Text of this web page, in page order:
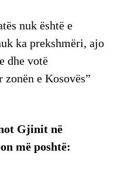
nuk është e
ka prekshmëri, ajo
dhe votë
e Kosovës”
Gjinit në
më poshtë: